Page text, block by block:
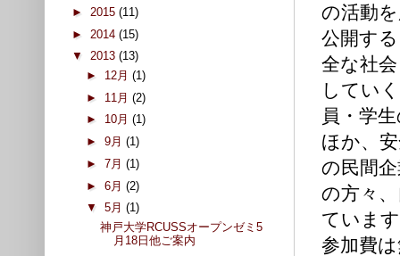
の活動
公開す
全な社
してい
員・学
ほか、
の民間
の方々
ていま
参加費
► 2015 (11)
► 2014 (15)
▼ 2013 (13)
► 12月 (1)
► 11月 (2)
► 10月 (1)
► 9月 (1)
► 7月 (1)
► 6月 (2)
▼ 5月 (1)
神戸大学RCUSSオープンゼミ5
月18日他ご案内